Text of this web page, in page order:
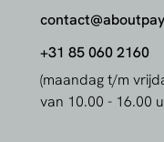
+31 85 060 2160
(maandag t/m
van 10.00 - 16.00